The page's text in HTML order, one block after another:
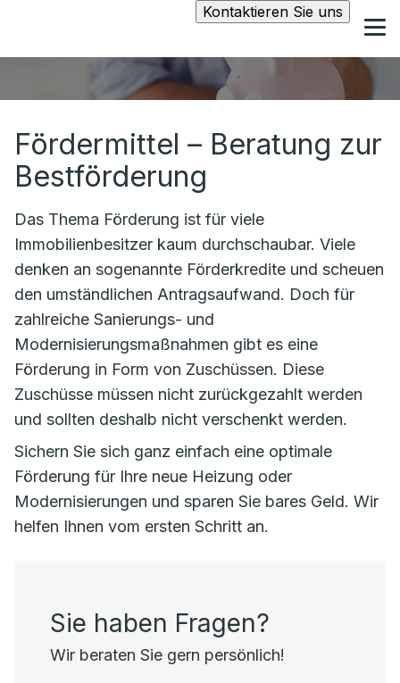
Kontaktieren Sie uns
Fördermittel – Beratung zur
Bestförderung
Das Thema Förderung ist für viele
Immobilienbesitzer kaum durchschaubar. Viele
denken an sogenannte Förderkredite und scheuen
den umständlichen Antragsaufwand. Doch für
zahlreiche Sanierungs- und
Modernisierungsmaßnahmen gibt es eine
Förderung in Form von Zuschüssen. Diese
Zuschüsse müssen nicht zurückgezahlt werden
und sollten deshalb nicht verschenkt werden.
Sichern Sie sich ganz einfach eine optimale
Förderung für Ihre neue Heizung oder
Modernisierungen und sparen Sie bares Geld. Wir
helfen Ihnen vom ersten Schritt an.
Sie haben Fragen?
Wir beraten Sie gern persönlich!